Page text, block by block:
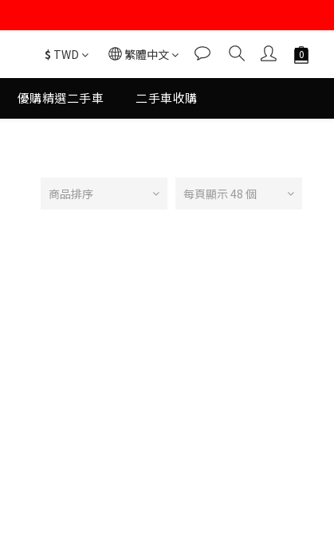
$ TWD 繁體中文
優購精選二手車 二手車收購
商品排序 每頁顯示 48 個